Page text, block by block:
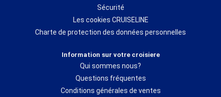
Sécurité
Les cookies CRUISELINE
Charte de protection des données personnelles
Information sur votre croisiere
Qui sommes nous?
Questions fréquentes
Conditions générales de ventes